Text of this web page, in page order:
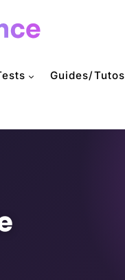
Guides/Tutos